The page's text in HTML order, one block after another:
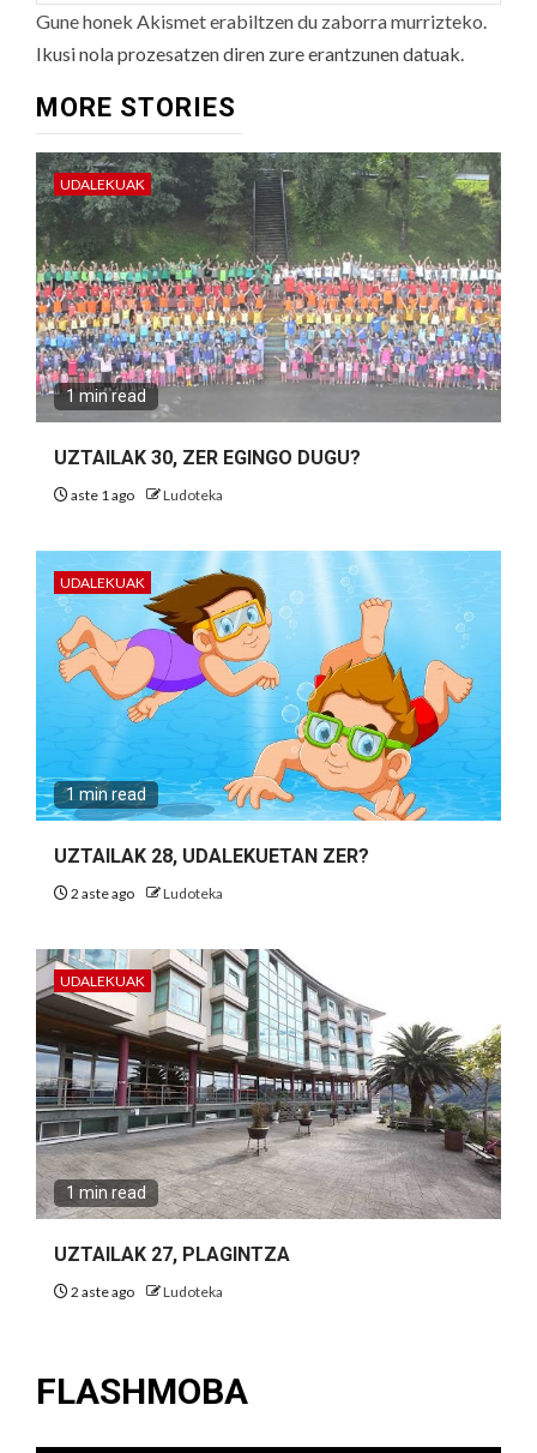
Gune honek Akismet erabiltzen du zaborra murrizteko.
Ikusi nola prozesatzen diren zure erantzunen datuak.
MORE STORIES
UDALEKUAK
1 min read
UZTAILAK 30, ZER EGINGO DUGU?
aste 1 ago Ludoteka
UDALEKUAK
1 min read
UZTAILAK 28, UDALEKUETAN ZER?
2 aste ago Ludoteka
UDALEKUAK
1 min read
UZTAILAK 27, PLAGINTZA
2 aste ago Ludoteka
FLASHMOBA